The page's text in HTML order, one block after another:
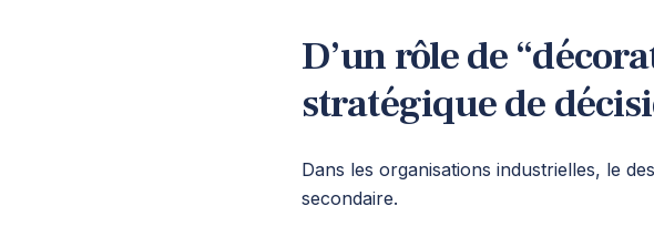
D’un rôle de
stratégique de
Dans les organisations industrielles, le
secondaire.